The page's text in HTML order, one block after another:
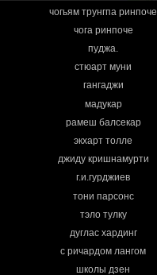
чогьям трунгпа ринпоче
чога ринпоче
пуджа.
стюарт муни
гангаджи
мадукар
рамеш балсекар
экхарт толле
джиду кришнамурти
г.и.гурджиев
тони парсонс
тэло тулку
дуглас хардинг
с ричардом лангом
школы дзен